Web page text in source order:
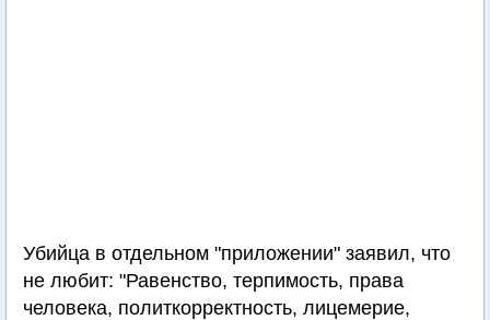
Убийца в отдельном "приложении" заявил, что
не любит: "Равенство, терпимость, права
человека, политкорректность, лицемерие,